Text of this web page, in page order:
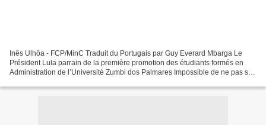
Inês Ulhôa - FCP/MinC Traduit du Portugais par Guy Everard Mbarga Le
Président Lula parrain de la première promotion des étudiants formés en
Administration de l’Université Zumbi dos Palmares Impossible de ne pas se